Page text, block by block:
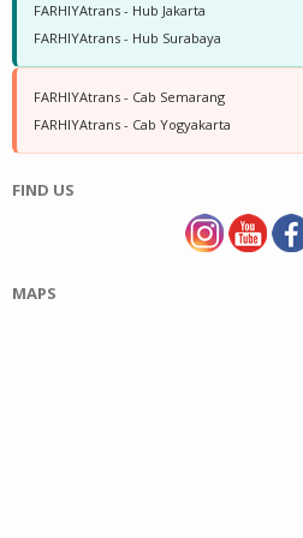
FARHIYAtrans - Hub Jakarta
FARHIYAtrans - Hub Surabaya
FARHIYAtrans - Cab Semarang
FARHIYAtrans - Cab Yogyakarta
FIND US
MAPS